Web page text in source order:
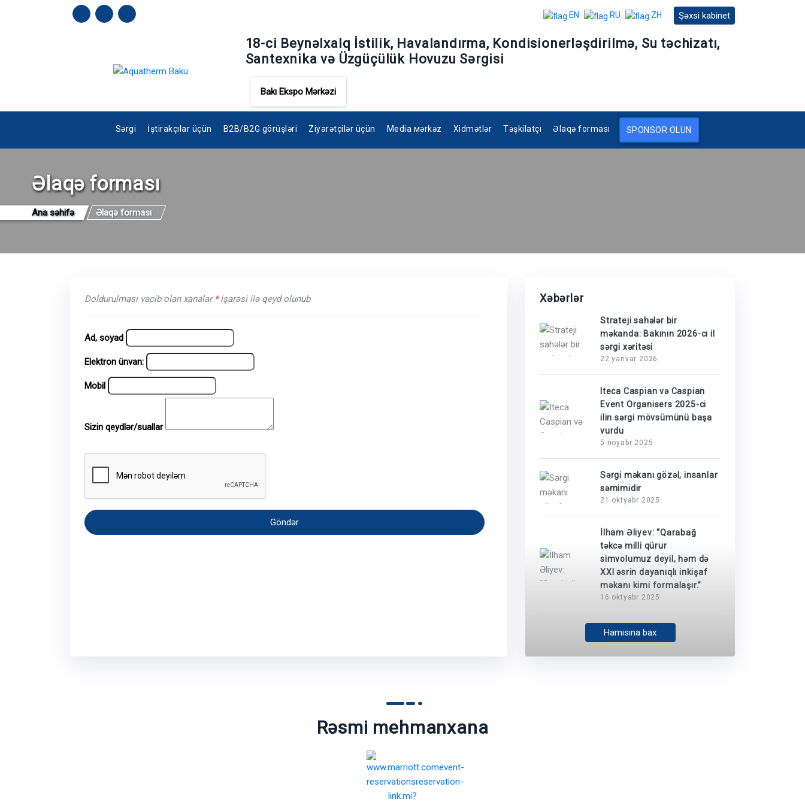
EN RU ZH Şəxsi kabinet
18-ci Beynəlxalq İstilik, Havalandırma, Kondisionerləşdirilmə, Su təchizatı,
Santexnika və Üzgüçülük Hovuzu Sərgisi
Bakı Ekspo Mərkəzi
Sərgi İştirakçılar üçün B2B/B2G görüşləri Ziyarətçilər üçün Media мərkəz Xidmətlər Təşkilatçı Əlaqə forması SPONSOR OLUN
Əlaqə forması
Ana səhifə Əlaqə forması
Doldurulması vacib olan xanalar *işarəsi ilə qeyd olunub
Ad, soyad
Elektron ünvan:
Mobil
Sizin qeydlər/suallar
Göndər
Xəbərlər
Strateji sahələr bir
məkanda: Bakının 2026-cı il
sərgi xəritəsi
22 yanvar 2026
Iteca Caspian və Caspian
Event Organisers 2025-ci
ilin sərgi mövsümünü başa
vurdu
5 noyabr 2025
Sərgi məkanı gözəl, insanlar
səmimidir
21 oktyabr 2025
İlham Əliyev: “Qarabağ
təkcə milli qürur
simvolumuz deyil, həm də
XXI əsrin dayanıqlı inkişaf
məkanı kimi formalaşır.”
16 oktyabr 2025
Hamısına bax
Rəsmi mehmanxana